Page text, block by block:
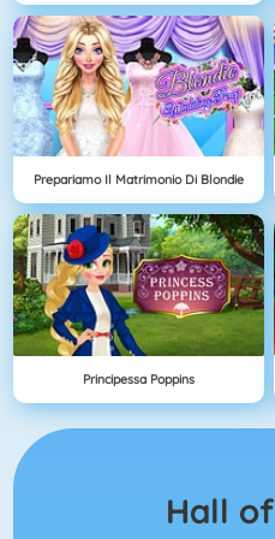
Prepariamo Il Matrimonio Di Blondie
Principessa Poppins
Hall of